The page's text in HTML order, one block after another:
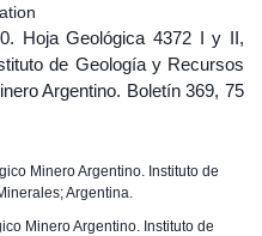
Hoja Geológica 4372 I y II,
de Geología y Recursos
Argentino. Boletín 369, 75
Minero Argentino. Instituto de
Argentina.
Minero Argentino. Instituto de